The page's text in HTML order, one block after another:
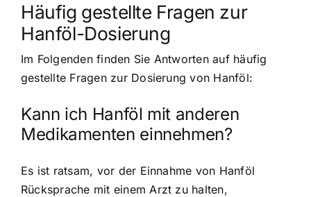
Häufig gestellte Fragen zur
Hanföl-Dosierung
Im Folgenden finden Sie Antworten auf häufig
gestellte Fragen zur Dosierung von Hanföl:
Kann ich Hanföl mit anderen
Medikamenten einnehmen?
Es ist ratsam, vor der Einnahme von Hanföl
Rücksprache mit einem Arzt zu halten,